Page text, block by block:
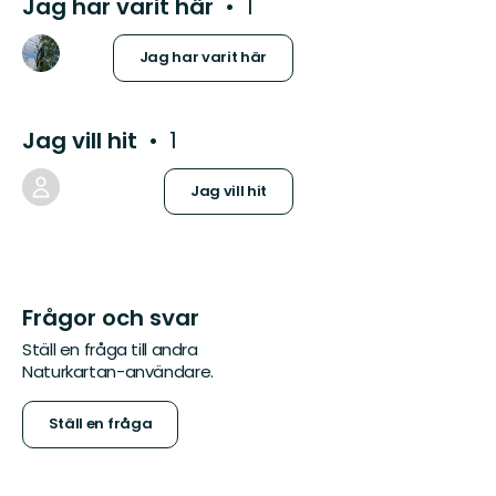
Jag har varit här 1
Jag har varit här
Jag vill hit 1
Jag vill hit
Frågor och svar
Ställ en fråga till andra
Naturkartan-användare.
Ställ en fråga